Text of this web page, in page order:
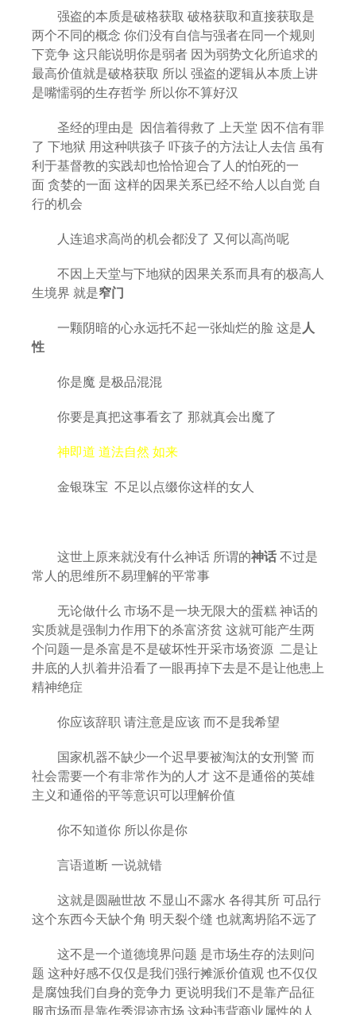
强盗的本质是破格获取 破格获取和直接获取是
两个不同的概念 你们没有自信与强者在同一个规则
下竞争 这只能说明你是弱者 因为弱势文化所追求的
最高价值就是破格获取 所以 强盗的逻辑从本质上讲
是嘴懦弱的生存哲学 所以你不算好汉
圣经的理由是 因信着得救了 上天堂 因不信有罪
了 下地狱 用这种哄孩子 吓孩子的方法让人去信 虽有
利于基督教的实践却也恰恰迎合了人的怕死的一
面 贪婪的一面 这样的因果关系已经不给人以自觉 自
行的机会
人连追求高尚的机会都没了 又何以高尚呢
不因上天堂与下地狱的因果关系而具有的极高人
生境界 就是窄门
一颗阴暗的心永远托不起一张灿烂的脸 这是人
性
你是魔 是极品混混
你要是真把这事看玄了 那就真会出魔了
神即道 道法自然 如来
金银珠宝 不足以点缀你这样的女人
这世上原来就没有什么神话 所谓的神话 不过是
常人的思维所不易理解的平常事
无论做什么 市场不是一块无限大的蛋糕 神话的
实质就是强制力作用下的杀富济贫 这就可能产生两
个问题一是杀富是不是破坏性开采市场资源 二是让
井底的人扒着井沿看了一眼再掉下去是不是让他患上
精神绝症
你应该辞职 请注意是应该 而不是我希望
国家机器不缺少一个迟早要被淘汰的女刑警 而
社会需要一个有非常作为的人才 这不是通俗的英雄
主义和通俗的平等意识可以理解价值
你不知道你 所以你是你
言语道断 一说就错
这就是圆融世故 不显山不露水 各得其所 可品行
这个东西今天缺个角 明天裂个缝 也就离坍陷不远了
这不是一个道德境界问题 是市场生存的法则问
题 这种好感不仅仅是我们强行摊派价值观 也不仅仅
是腐蚀我们自身的竞争力 更说明我们不是靠产品征
服市场而是靠作秀混迹市场 这种违背商业属性的人